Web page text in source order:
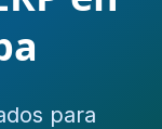
para